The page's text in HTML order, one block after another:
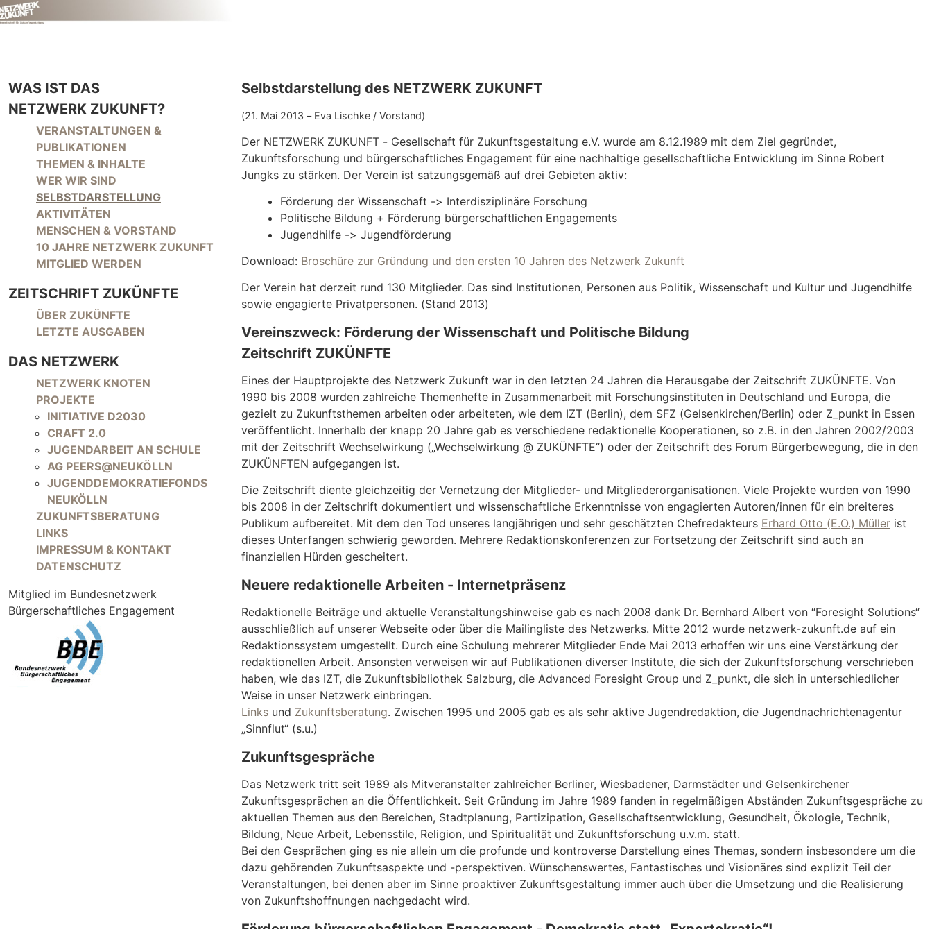
WAS IST DAS
NETZWERK ZUKUNFT?
NAVIGATION ÜBERSPRINGEN
VERANSTALTUNGEN &
PUBLIKATIONEN
THEMEN & INHALTE
WER WIR SIND
SELBSTDARSTELLUNG
AKTIVITÄTEN
MENSCHEN & VORSTAND
10 JAHRE NETZWERK ZUKUNFT
MITGLIED WERDEN
ZEITSCHRIFT ZUKÜNFTE
NAVIGATION ÜBERSPRINGEN
ÜBER ZUKÜNFTE
LETZTE AUSGABEN
DAS NETZWERK
NAVIGATION ÜBERSPRINGEN
NETZWERK KNOTEN
PROJEKTE
INITIATIVE D2030
CRAFT 2.0
JUGENDARBEIT AN SCHULE
AG PEERS@NEUKÖLLN
JUGENDDEMOKRATIEFONDS
NEUKÖLLN
ZUKUNFTSBERATUNG
LINKS
IMPRESSUM & KONTAKT
DATENSCHUTZ
Mitglied im Bundesnetzwerk
Bürgerschaftliches Engagement
Selbstdarstellung des NETZWERK ZUKUNFT
(21. Mai 2013 – Eva Lischke / Vorstand)
Der NETZWERK ZUKUNFT - Gesellschaft für Zukunftsgestaltung e.V. wurde am 8.12.1989 mit dem Ziel gegründet,
Zukunftsforschung und bürgerschaftliches Engagement für eine nachhaltige gesellschaftliche Entwicklung im Sinne Robert
Jungks zu stärken. Der Verein ist satzungsgemäß auf drei Gebieten aktiv:
Förderung der Wissenschaft -> Interdisziplinäre Forschung
Politische Bildung + Förderung bürgerschaftlichen Engagements
Jugendhilfe -> Jugendförderung
Download: Broschüre zur Gründung und den ersten 10 Jahren des Netzwerk Zukunft
Der Verein hat derzeit rund 130 Mitglieder. Das sind Institutionen, Personen aus Politik, Wissenschaft und Kultur und Jugendhilfe
sowie engagierte Privatpersonen. (Stand 2013)
Vereinszweck: Förderung der Wissenschaft und Politische Bildung
Zeitschrift ZUKÜNFTE
Eines der Hauptprojekte des Netzwerk Zukunft war in den letzten 24 Jahren die Herausgabe der Zeitschrift ZUKÜNFTE. Von
1990 bis 2008 wurden zahlreiche Themenhefte in Zusammenarbeit mit Forschungsinstituten in Deutschland und Europa, die
gezielt zu Zukunftsthemen arbeiten oder arbeiteten, wie dem IZT (Berlin), dem SFZ (Gelsenkirchen/Berlin) oder Z_punkt in Essen
veröffentlicht. Innerhalb der knapp 20 Jahre gab es verschiedene redaktionelle Kooperationen, so z.B. in den Jahren 2002/2003
mit der Zeitschrift Wechselwirkung („Wechselwirkung @ ZUKÜNFTE“) oder der Zeitschrift des Forum Bürgerbewegung, die in den
ZUKÜNFTEN aufgegangen ist.
Die Zeitschrift diente gleichzeitig der Vernetzung der Mitglieder- und Mitgliederorganisationen. Viele Projekte wurden von 1990
bis 2008 in der Zeitschrift dokumentiert und wissenschaftliche Erkenntnisse von engagierten Autoren/innen für ein breiteres
Publikum aufbereitet. Mit dem den Tod unseres langjährigen und sehr geschätzten Chefredakteurs Erhard Otto (E.O.) Müller ist
dieses Unterfangen schwierig geworden. Mehrere Redaktionskonferenzen zur Fortsetzung der Zeitschrift sind auch an
finanziellen Hürden gescheitert.
Neuere redaktionelle Arbeiten - Internetpräsenz
Redaktionelle Beiträge und aktuelle Veranstaltungshinweise gab es nach 2008 dank Dr. Bernhard Albert von “Foresight Solutions“
ausschließlich auf unserer Webseite oder über die Mailingliste des Netzwerks. Mitte 2012 wurde netzwerk-zukunft.de auf ein
Redaktionssystem umgestellt. Durch eine Schulung mehrerer Mitglieder Ende Mai 2013 erhoffen wir uns eine Verstärkung der
redaktionellen Arbeit. Ansonsten verweisen wir auf Publikationen diverser Institute, die sich der Zukunftsforschung verschrieben
haben, wie das IZT, die Zukunftsbibliothek Salzburg, die Advanced Foresight Group und Z_punkt, die sich in unterschiedlicher
Weise in unser Netzwerk einbringen.
Links und Zukunftsberatung. Zwischen 1995 und 2005 gab es als sehr aktive Jugendredaktion, die Jugendnachrichtenagentur
„Sinnflut“ (s.u.)
Zukunftsgespräche
Das Netzwerk tritt seit 1989 als Mitveranstalter zahlreicher Berliner, Wiesbadener, Darmstädter und Gelsenkirchener
Zukunftsgesprächen an die Öffentlichkeit. Seit Gründung im Jahre 1989 fanden in regelmäßigen Abständen Zukunftsgespräche zu
aktuellen Themen aus den Bereichen, Stadtplanung, Partizipation, Gesellschaftsentwicklung, Gesundheit, Ökologie, Technik,
Bildung, Neue Arbeit, Lebensstile, Religion, und Spiritualität und Zukunftsforschung u.v.m. statt.
Bei den Gesprächen ging es nie allein um die profunde und kontroverse Darstellung eines Themas, sondern insbesondere um die
dazu gehörenden Zukunftsaspekte und -perspektiven. Wünschenswertes, Fantastisches und Visionäres sind explizit Teil der
Veranstaltungen, bei denen aber im Sinne proaktiver Zukunftsgestaltung immer auch über die Umsetzung und die Realisierung
von Zukunftshoffnungen nachgedacht wird.